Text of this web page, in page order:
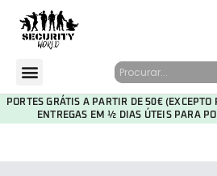
PORTES GRÁTIS A PARTIR DE 50€
ENTREGAS EM ½ DIAS ÚTEIS PARA